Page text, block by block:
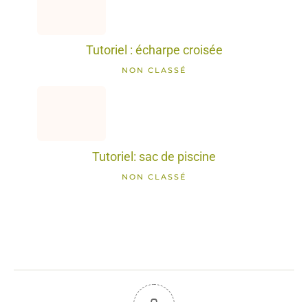
Tutoriel : écharpe croisée
NON CLASSÉ
Tutoriel: sac de piscine
NON CLASSÉ